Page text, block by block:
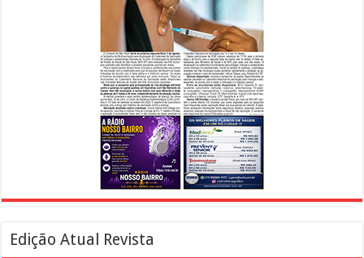
Edição Atual Revista